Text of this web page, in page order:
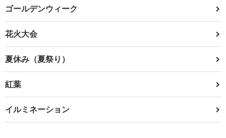
ゴールデンウィーク
花火大会
夏休み（夏祭り）
紅葉
イルミネーション